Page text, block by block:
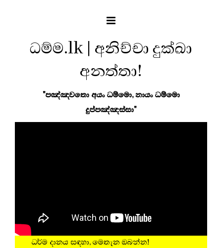
ධම්ම.lk | අනිච්චා දුක්ඛා
අනත්තා!
"පඤ්ඤවතො අයං ධම්මො, නායං ධම්මො
දුප්පඤ්ඤස්සා"
ධර්ම දානය සඳහා,